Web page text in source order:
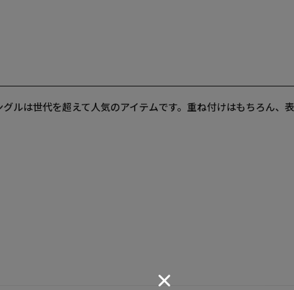
ルは世代を超えて人気のアイテムです。重ね付けはもちろん、